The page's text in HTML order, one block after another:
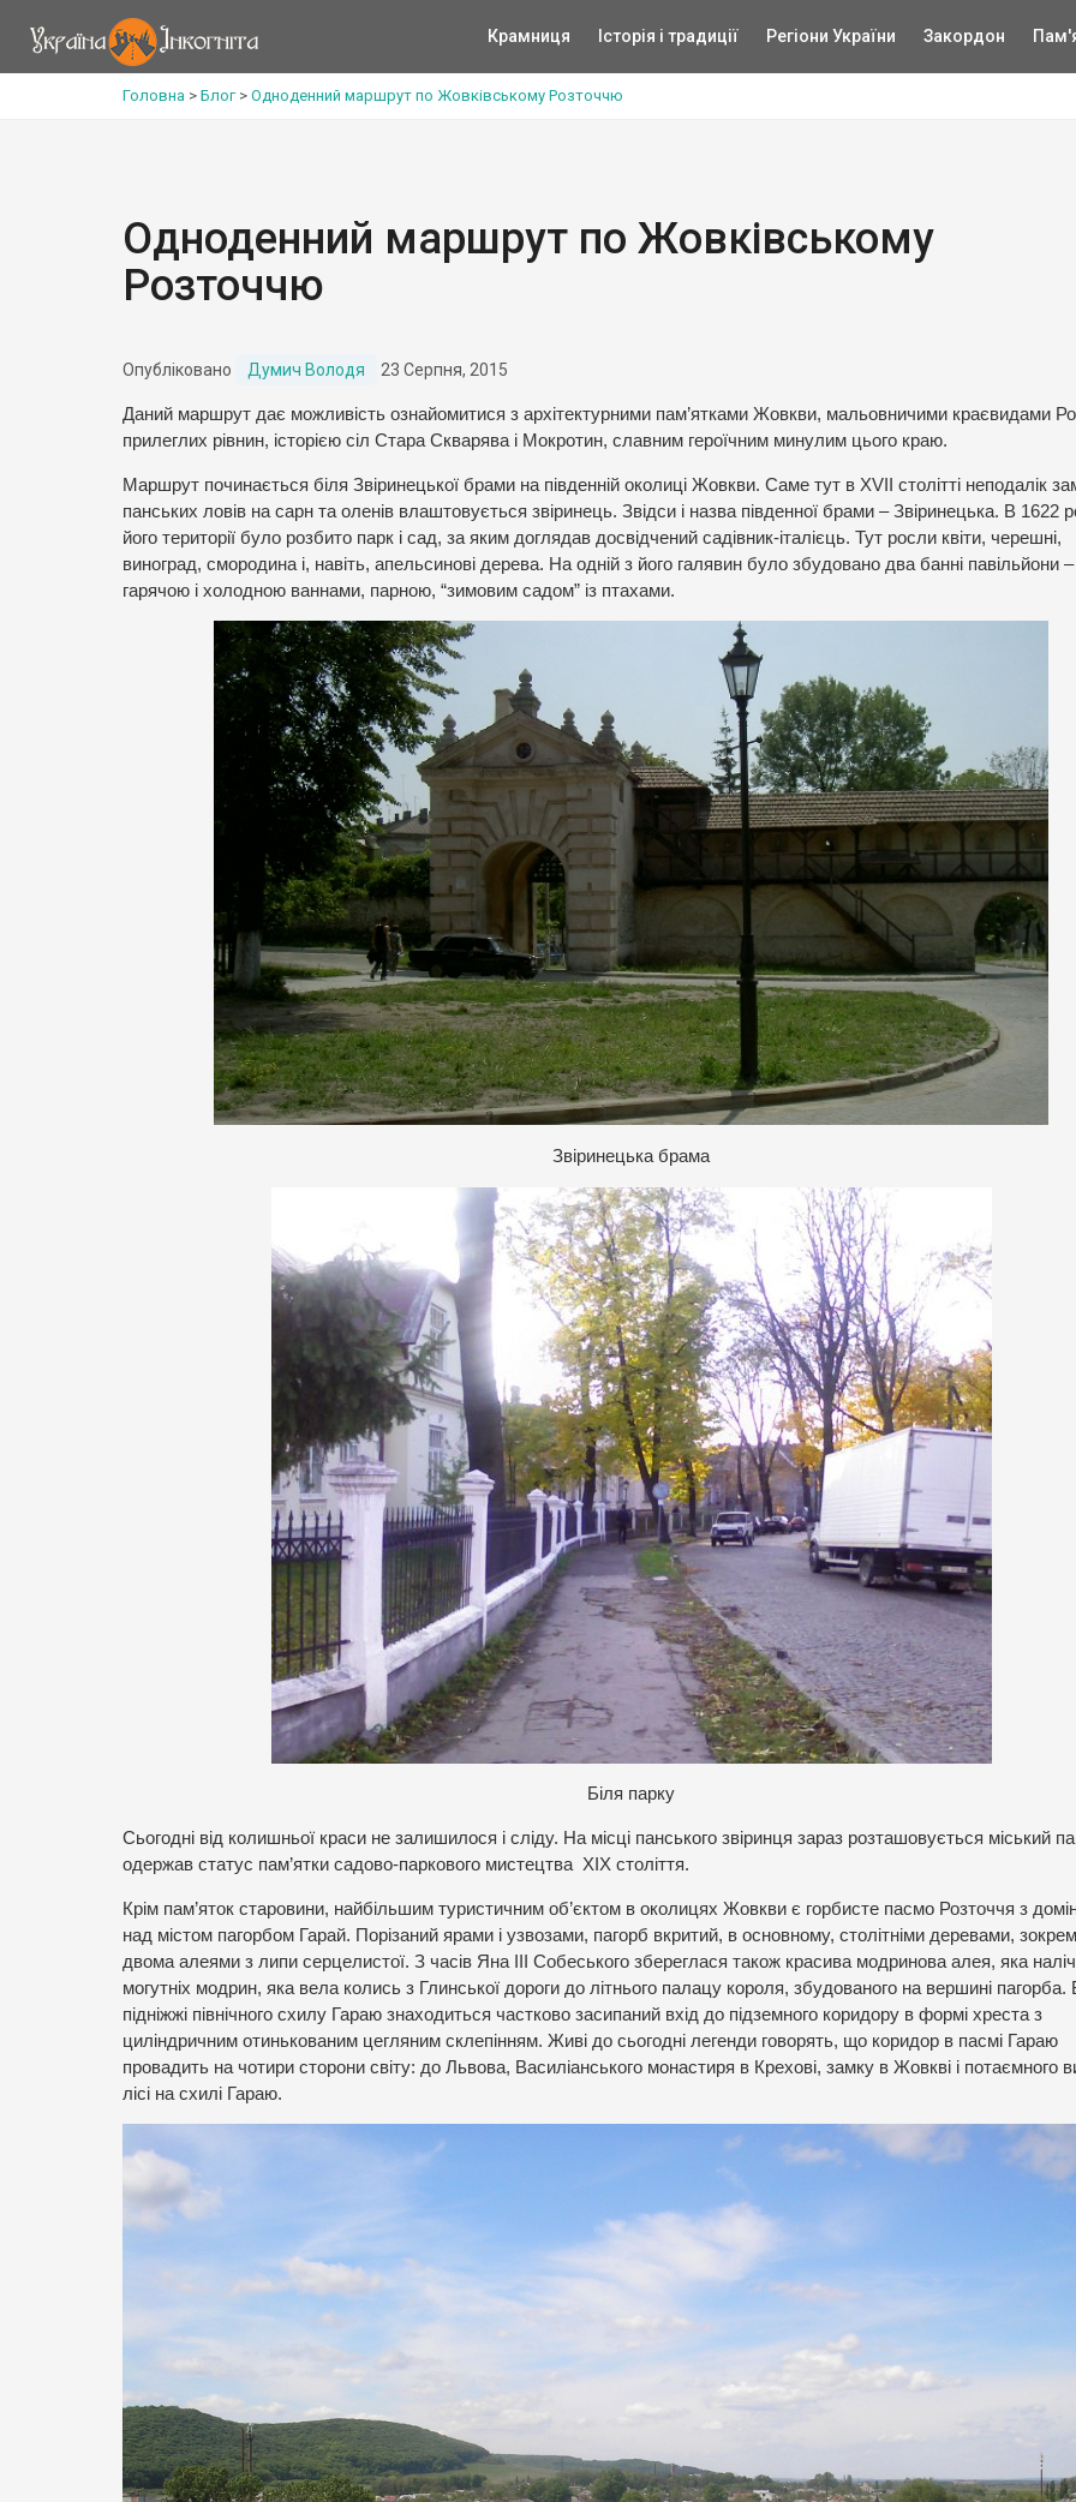
Крамниця Історія і традиції Регіони України Закордон
Головна > Блог> Одноденний маршрут по Жовківському Розточчю
Одноденний маршрут по Жовківському
Розточчю
Опубліковано Думич Володя 23 Серпня, 2015
Даний маршрут дає можливість ознайомитися з архітектурними пам’ятками Жовкви, мальовничими краєвидами
прилеглих рівнин, історією сіл Стара Скварява і Мокротин, славним героїчним минулим цього краю.
Маршрут починається біля Звіринецької брами на південній околиці Жовкви. Саме тут в XVII столітті неподалік
панських ловів на сарн та оленів влаштовується звіринець. Звідси і назва південної брами – Звіринецька. В 1622
його території було розбито парк і сад, за яким доглядав досвідчений садівник-італієць. Тут росли квіти, черешні,
виноград, смородина і, навіть, апельсинові дерева. На одній з його галявин було збудовано два банні павільйони –
гарячою і холодною ваннами, парною, “зимовим садом” із птахами.
Звіринецька брама
Біля парку
Сьогодні від колишньої краси не залишилося і сліду. На місці панського звіринця зараз розташовується міський
одержав статус пам’ятки садово-паркового мистецтва XIX століття.
Крім пам’яток старовини, найбільшим туристичним об’єктом в околицях Жовкви є горбисте пасмо Розточчя з
над містом пагорбом Гарай. Порізаний ярами і узвозами, пагорб вкритий, в основному, столітніми деревами,
двома алеями з липи серцелистої. З часів Яна IIІ Собеського збереглася також красива модринова алея, яка
могутніх модрин, яка вела колись з Глинської дороги до літнього палацу короля, збудованого на вершині пагорба.
підніжжі північного схилу Гараю знаходиться частково засипаний вхід до підземного коридору в формі хреста з
циліндричним отинькованим цегляним склепінням. Живі до сьогодні легенди говорять, що коридор в пасмі Гараю
провадить на чотири сторони світу: до Львова, Василіанського монастиря в Крехові, замку в Жовкві і потаємного
лісі на схилі Гараю.